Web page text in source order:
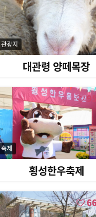
대관령 양떼목장
관광지
횡성한우축제
축제